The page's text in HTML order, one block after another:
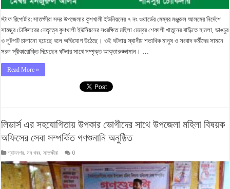
স্টাফ রিপোর্টার: সাতক্ষীরা সদর উপজেলার কুশখালী ইউনিয়নের ৭ নং ওয়ার্ডের মেম্বর মঞ্জুরুল আলমের নির্দেশে
সামছুর চৌকিদারের নেতৃত্বে কুশখালী ইউনিয়নের সংরক্ষিত মহিলা মেম্বর শেফালী খাতুনের বাড়িতে হামলা, ভাঙচুর
ও লুটপাট চালানো হয়েছে বলে অভিযোগ উঠেছে। ওই ঘটনায় স্থানীয় শতাধিক মানুষ ও সংবাদ কর্মীদের সামনে
সরল স্বীকারোক্তি দিয়েছেন ঘটনার সাথে সম্পৃক্ত আক্তারুজ্জামান। …
Read More »
লিডার্স এর সহযোগিতায় উপকার ভোগীদের সাথে উপজেলা মহিলা বিষয়ক
অফিসের সেবা সম্পর্কিত গণশুনানি অনুষ্ঠিত
শ্যামনগর,সব খবর,সাতক্ষীরা 0